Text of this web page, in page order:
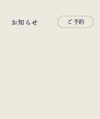
お知らせ ご予約